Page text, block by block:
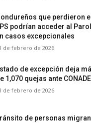
que perdieron
podrían acceder al
casos excepcionales
de febrero de 2026
de excepción deja
1,070 quejas ante
de febrero de 2026
de personas